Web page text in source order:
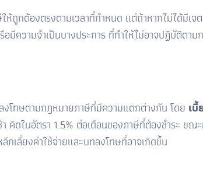
ถูกต้องตรงตามเวลาที่กำหนด แต่ถ้าหากไม่ได้มี
มีความจำเป็นบางประการ ที่ทำให้ไม่อาจปฏิบัติตา
งโทษตามกฎหมายภาษีที่มีความแตกต่างกัน โดย เ
คิดในอัตรา 1.5% ต่อเดือนของภาษีที่ต้องชำระ ขณ
กเลี่ยงค่าใช้จ่ายและบทลงโทษที่อาจเกิดขึ้น